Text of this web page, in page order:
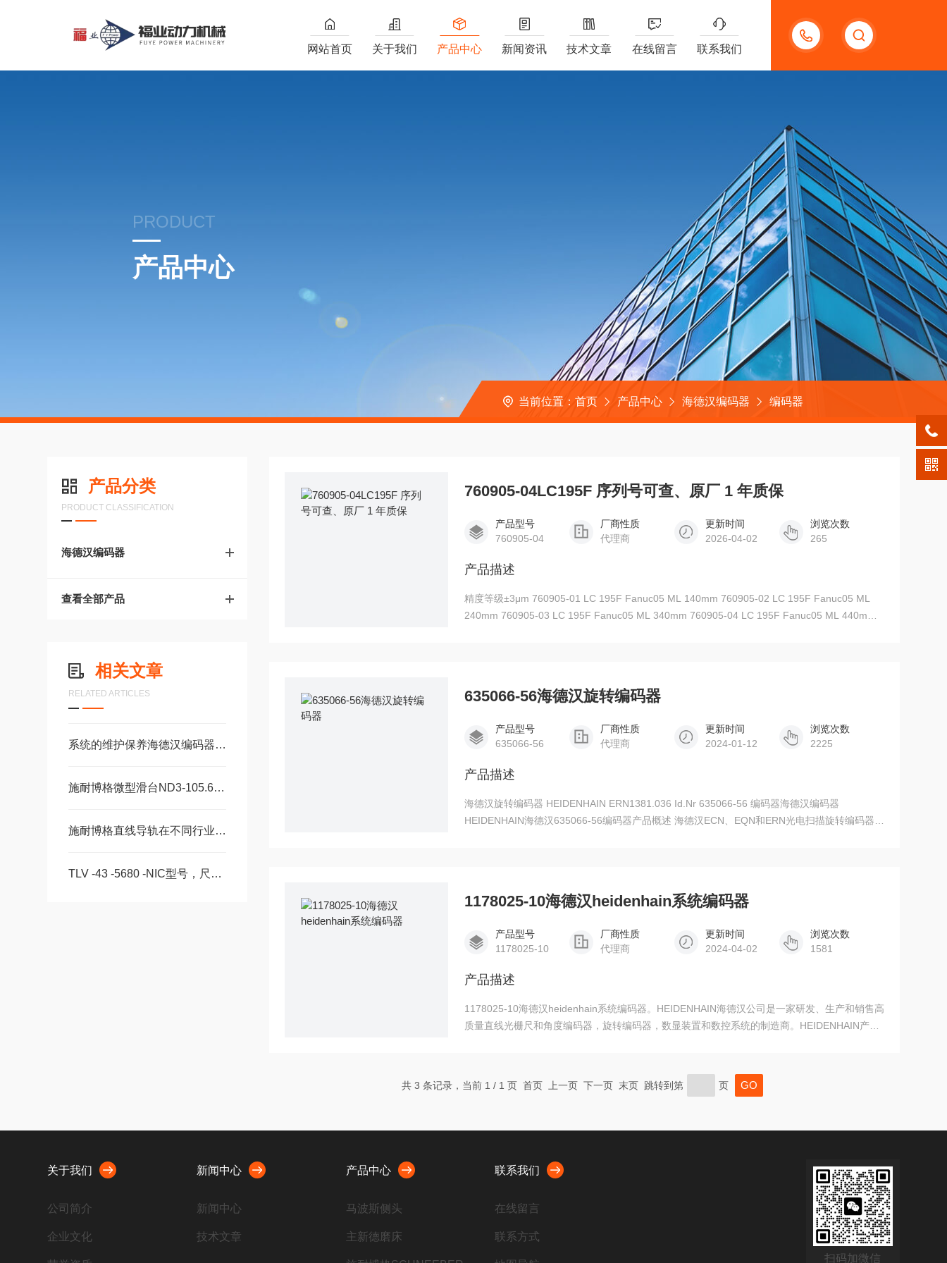
13132097161
网站首页 关于我们 产品中心 新闻资讯 技术文章 在线留言 联系我们
PRODUCT
产品中心
当前位置： 首页 产品中心 海德汉编码器 编码器
产品分类
PRODUCT CLASSIFICATION
海德汉编码器
查看全部产品
相关文章
RELATED ARTICLES
系统的维护保养海德汉编码器系统是保障长期高效运转的重要环节
施耐博格微型滑台ND3-105.60，ND3-130.75机械装配轴承
施耐博格直线导轨在不同行业中的具体应用分享
TLV -43 -5680 -NIC型号，尺寸，长度CS -28 -100 -2RS -B -NIC 。
760905-04LC195F 序列号可查、原厂 1 年质保
产品型号
760905-04
厂商性质
代理商
更新时间
2026-04-02
浏览次数
265
产品描述
精度等级±3μm 760905-01 LC 195F Fanuc05 ML 140mm 760905-02 LC 195F Fanuc05 ML
240mm 760905-03 LC 195F Fanuc05 ML 340mm 760905-04 LC 195F Fanuc05 ML 440mm
635066-56海德汉旋转编码器
产品型号
635066-56
厂商性质
代理商
更新时间
2024-01-12
浏览次数
2225
产品描述
海德汉旋转编码器 HEIDENHAIN ERN1381.036 Id.Nr 635066-56 编码器海德汉编码器
HEIDENHAIN海德汉635066-56编码器产品概述 海德汉ECN、EQN和ERN光电扫描旋转编码器的
1178025-10海德汉heidenhain系统编码器
产品型号
1178025-10
厂商性质
代理商
更新时间
2024-04-02
浏览次数
1581
产品描述
1178025-10海德汉heidenhain系统编码器。HEIDENHAIN海德汉公司是一家研发、生产和销售高
质量直线光栅尺和角度编码器，旋转编码器，数显装置和数控系统的制造商。HEIDENHAIN产品
共 3 条记录，当前 1 / 1 页 首页 上一页 下一页 末页 跳转到第 页
关于我们
公司简介
企业文化
新闻中心
新闻中心
技术文章
产品中心
马波斯侧头
主新德磨床
联系我们
在线留言
联系方式
扫码加微信